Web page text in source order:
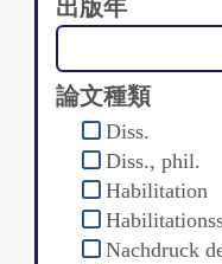
出版年
論文種類
Diss.
Diss., phil.
Habilitation
Nachdruck